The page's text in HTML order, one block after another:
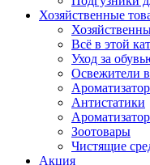
Хозяйственные
Всё в этой
Уход за
Освежители
Антистатики
Зоотовары
Чистящие
Акция